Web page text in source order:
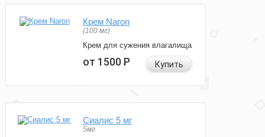
Крем Naron
(100 мг)
Крем для сужения влагалища
от 1500Р Купить
Сиалис 5 мг
5мг